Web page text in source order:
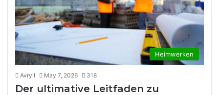
Heimwerken
Avryll May 7, 2026 318
Der ultimative Leitfaden zu